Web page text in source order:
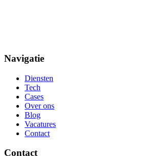
Navigatie
Diensten
Tech
Cases
Over ons
Blog
Vacatures
Contact
Contact